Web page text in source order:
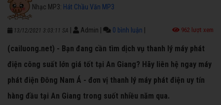
Nhạc MP3: Hát Chầu Văn MP3
13/12/2021 3:03:11 SA Admin 0 bình luận 962 lượt xem
(cailuong.net) - Bạn đang cần tìm dịch vụ thanh lý máy phát
điện công suất lớn giá tốt tại An Giang? Hãy liên hệ ngay máy
phát điện Đông Nam Á - đơn vị thanh lý máy phát điện uy tín
hàng đầu tại An Giang trong suốt nhiều năm qua.